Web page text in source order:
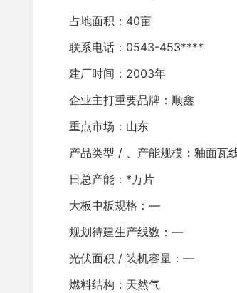
占地面积：40亩
联系电话：0543-453****
建厂时间：2003年
企业主打重要品牌：顺鑫
重点市场：山东
产品类型 / 、产能规模：釉面瓦
日总产能：*万片
大板中板规格：—
规划待建生产线数：—
光伏面积 / 装机容量：—
燃料结构：天然气